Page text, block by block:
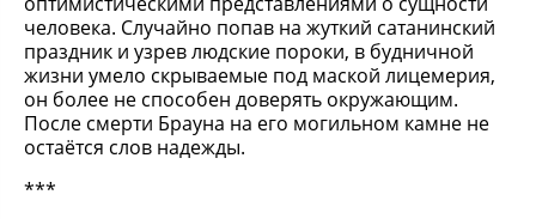
человека. Случайно попав на жуткий сатанинский
праздник и узрев людские пороки, в будничной
жизни умело скрываемые под маской лицемерия,
он более не способен доверять окружающим.
После смерти Брауна на его могильном камне не
остаётся слов надежды.
***